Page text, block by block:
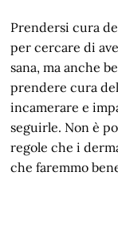
Prendersi cura
per cercare di
sana, ma anche
prendere cura
incamerare e
seguirle. Non è
regole che i
che faremmo